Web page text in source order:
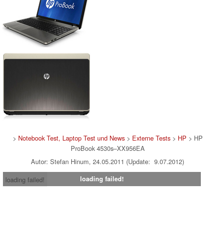
> Notebook Test, Laptop Test und News> Externe Tests> HP > HP
ProBook 4530s–XX956EA
Autor: Stefan Hinum, 24.05.2011 (Update: 9.07.2012)
loading failed!
loading failed!